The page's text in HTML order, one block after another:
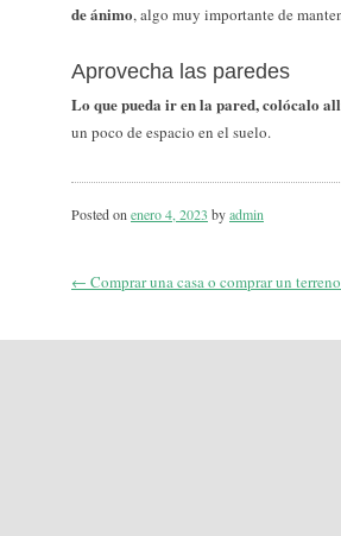
de ánimo, algo muy importante de
Aprovecha las paredes
Lo que pueda ir en la pared, colócalo
un poco de espacio en el suelo.
Posted on enero 4, 2023 byadmin
Post
← Comprar una casa o comprar un